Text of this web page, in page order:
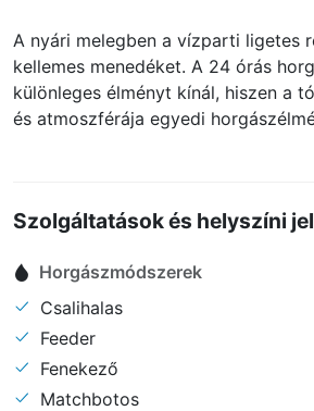
A nyári melegben a vízparti ligetes
kellemes menedéket. A 24 órás
különleges élményt kínál, hiszen a
és atmoszférája egyedi
Szolgáltatások és helyszíni
Horgászmódszerek
Csalihalas
Feeder
Fenekező
Matchbotos